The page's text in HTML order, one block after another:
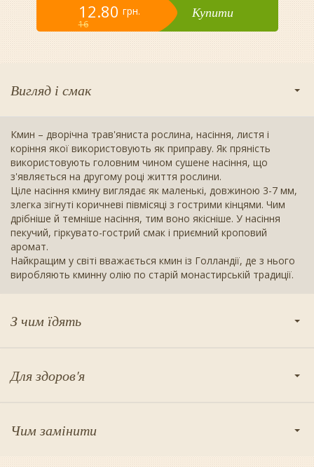
16
12.80 грн. Купити
Вигляд і смак
Кмин – дворічна трав'яниста рослина, насіння, листя і
коріння якої використовують як приправу. Як пряність
використовують головним чином сушене насіння, що
з'являється на другому році життя рослини.
Ціле насіння кмину виглядає як маленькі, довжиною 3-7 мм,
злегка зігнуті коричневі півмісяці з гострими кінцями. Чим
дрібніше й темніше насіння, тим воно якісніше. У насіння
пекучий, гіркувато-гострий смак і приємний кроповий
аромат.
Найкращим у світі вважається кмин із Голландії, де з нього
виробляють кминну олію по старій монастирській традиції.
З чим їдять
Для здоров'я
Чим замінити